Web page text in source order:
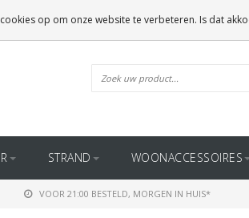
STRAND WOONACCESSOIRES
VOOR 21:00 BESTELD, MORGEN IN HUIS*
op om onze website te verbeteren. Is dat